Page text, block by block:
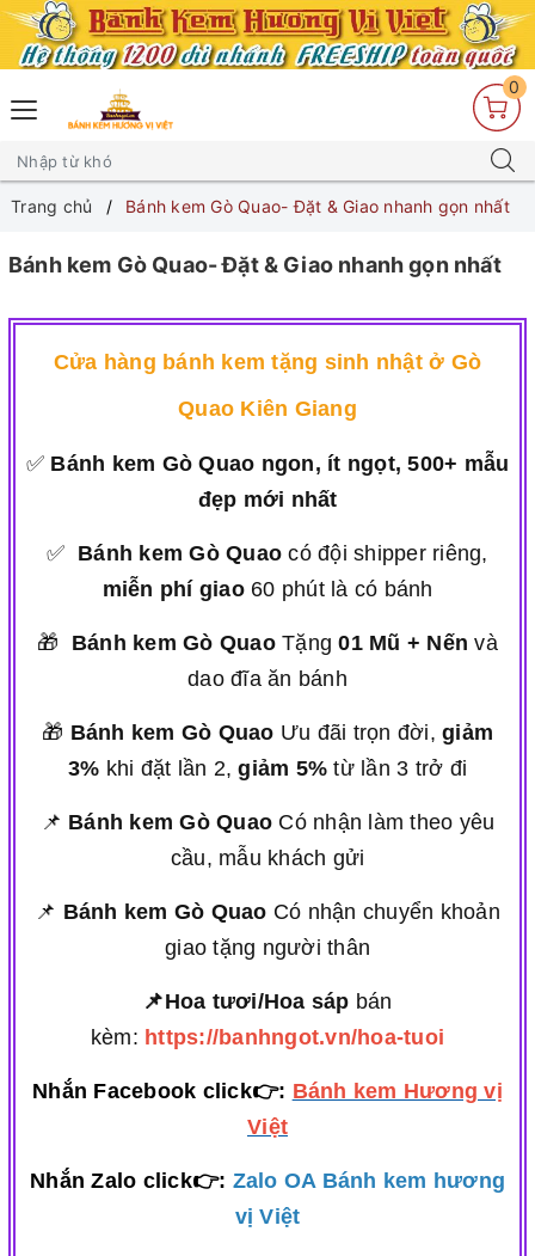
0
Trang chủ Bánh kem Gò Quao- Đặt & Giao nhanh gọn nhất
Bánh kem Gò Quao- Đặt & Giao nhanh gọn nhất
Cửa hàng bánh kem tặng sinh nhật ở Gò
Quao Kiên Giang
✅ Bánh kem Gò Quao ngon, ít ngọt, 500+ mẫu
đẹp mới nhất
✅ Bánh kem Gò Quaocó đội shipper riêng,
miễn phí giao60 phút là có bánh
🎁 Bánh kem Gò QuaoTặng01 Mũ + Nến và
dao đĩa ăn bánh
🎁 Bánh kem Gò Quao Ưu đãi trọn đời, giảm
3% khi đặt lần 2,giảm 5% từ lần 3 trở đi
📌 Bánh kem Gò Quao Có nhận làm theo yêu
cầu, mẫu khách gửi
📌 Bánh kem Gò Quao Có nhận chuyển khoản
giao tặng người thân
📌Hoa tươi/Hoa sáp bán
kèm: https://banhngot.vn/hoa-tuoi
Nhắn Facebook click👉: Bánh kem Hương vị
Việt
Nhắn Zalo click👉: Zalo OA Bánh kem hương
vị Việt